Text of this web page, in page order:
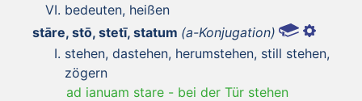
bedeuten, heißen
stāre, stō, stetī, statum (a-Konjugation)
stehen, dastehen, herumstehen, still stehen,
zögern
ad ianuam stare - bei der Tür stehen